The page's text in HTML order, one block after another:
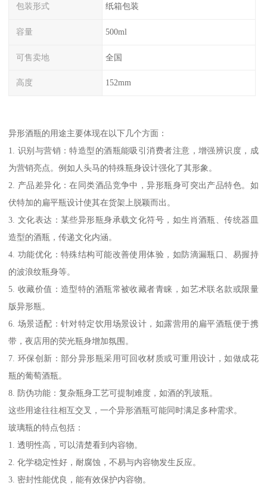
包装形式 纸箱包装
容量 500ml
可售卖地 全国
高度 152mm
异形酒瓶的用途主要体现在以下几个方面：
1. 识别与营销：特造型的酒瓶能吸引消费者注意，增强辨识度，成
为营销亮点。例如人头马的特殊瓶身设计强化了其形象。
2. 产品差异化：在同类酒品竞争中，异形瓶身可突出产品特色。如
伏特加的扁平瓶设计使其在货架上脱颖而出。
3. 文化表达：某些异形瓶身承载文化符号，如生肖酒瓶、传统器皿
造型的酒瓶，传递文化内涵。
4. 功能优化：特殊结构可能改善使用体验，如防滴漏瓶口、易握持
的波浪纹瓶身等。
5. 收藏价值：造型特的酒瓶常被收藏者青睐，如艺术联名款或限量
版异形瓶。
6. 场景适配：针对特定饮用场景设计，如露营用的扁平酒瓶便于携
带，夜店用的荧光瓶身增加氛围。
7. 环保创新：部分异形瓶采用可回收材质或可重用设计，如做成花
瓶的葡萄酒瓶。
8. 防伪功能：复杂瓶身工艺可提制难度，如酒的乳玻瓶。
这些用途往往相互交叉，一个异形酒瓶可能同时满足多种需求。
玻璃瓶的特点包括：
1. 透明性高，可以清楚看到内容物。
2. 化学稳定性好，耐腐蚀，不易与内容物发生反应。
3. 密封性能优良，能有效保护内容物。